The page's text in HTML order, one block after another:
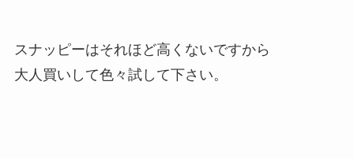
スナッピーはそれほど高くないですから
大人買いして色々試して下さい。